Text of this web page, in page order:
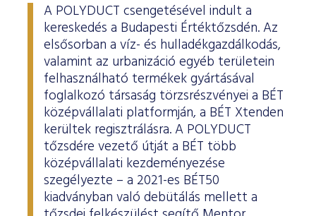
A POLYDUCT csengetésével indult a
kereskedés a Budapesti Értéktőzsdén. Az
elsősorban a víz- és hulladékgazdálkodás,
valamint az urbanizáció egyéb területein
felhasználható termékek gyártásával
foglalkozó társaság törzsrészvényei a BÉT
középvállalati platformján, a BÉT Xtenden
kerültek regisztrálásra. A POLYDUCT
tőzsdére vezető útját a BÉT több
középvállalati kezdeményezése
szegélyezte – a 2021-es BÉT50
kiadványban való debütálás mellett a